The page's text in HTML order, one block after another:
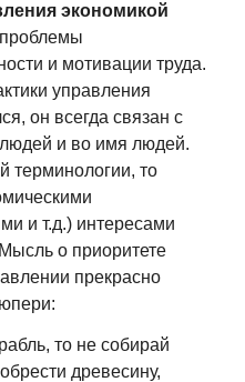
экономикой
и мотивации труда.
управления
он всегда связан с
и во имя людей.
терминологии, то
и т.д.) интересами
о приоритете
прекрасно
то не собирай
древесину,